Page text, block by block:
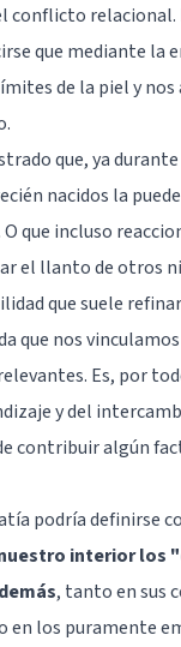
conflicto relacional.
que mediante la
de la piel y
que, ya
nacidos la
que incluso
el llanto de otros
que suele
que nos
Es, por
y del
contribuir algún
podría definirse
interior los
, tanto en sus
en los puramente